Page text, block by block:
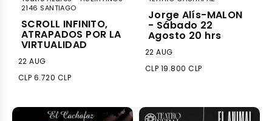
2146 SANTIAGO
SCROLL INFINITO,
ATRAPADOS POR LA
VIRTUALIDAD
22 AUG
CLP 6.720 CLP
Jorge Alís-MALON
- Sábado 22
Agosto 20 hrs
22 AUG
CLP 19.800 CLP